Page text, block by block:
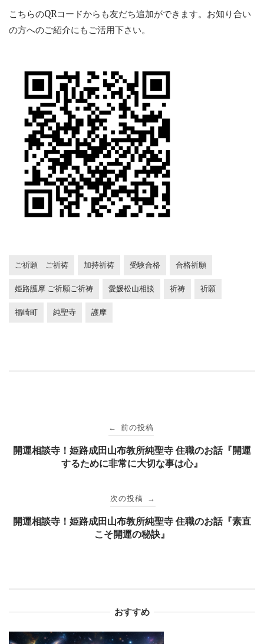
こちらのQRコードからも友だち追加ができます。お知り合い
の方へのご紹介にもご活用下さい。
ご祈願 ご祈祷 加持祈祷 受験合格 合格祈願
姫路護摩 ご祈願ご祈祷 愛媛松山相談 祈祷 祈願
福崎町 純聖寺 護摩
稿
ビ
ョ
← 前の投稿
開運相談寺！姫路成田山布教所純聖寺 住職のお話『開運
するために非常に大切な事は心』
次の投稿 →
開運相談寺！姫路成田山布教所純聖寺 住職のお話『素直
こそ開運の秘訣』
おすすめ